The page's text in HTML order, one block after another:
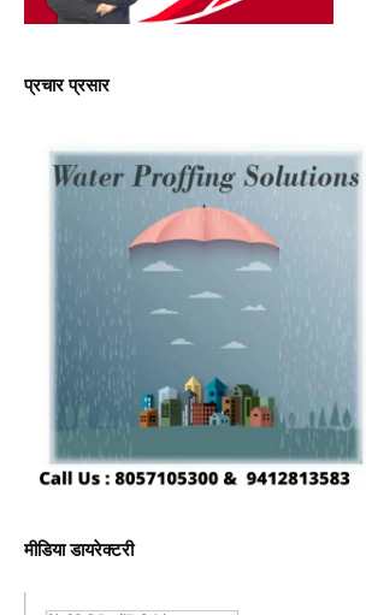
प्रचार प्रसार
मीडिया डायरेक्टरी